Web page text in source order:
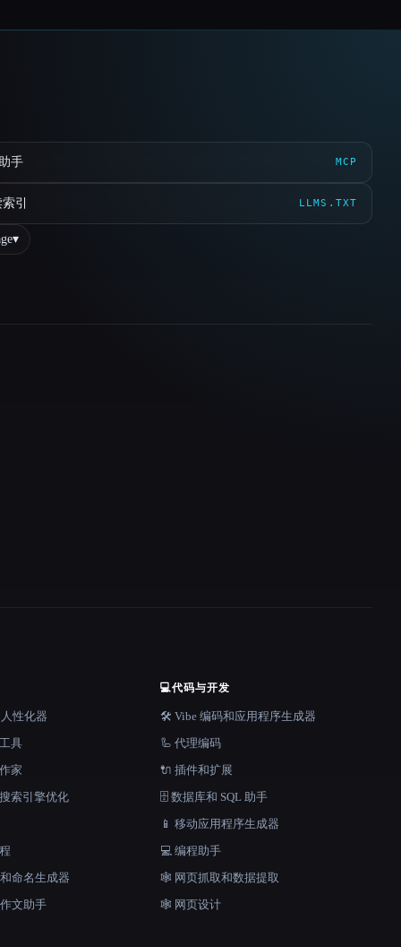
手 MCP
引 LLMS.TXT
▾
性化器
具
家
索引擎优化
命名生成器
文助手
💻代码与开发
🛠️ Vibe 编码和应用程序生成器
🦾 代理编码
🔌 插件和扩展
🗄️ 数据库和 SQL 助手
📱 移动应用程序生成器
💻 编程助手
🕸️ 网页抓取和数据提取
🕸 网页设计